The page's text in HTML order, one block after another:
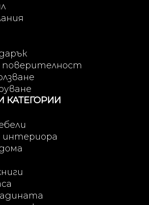
поверителност
КАТЕГОРИИ
интериора